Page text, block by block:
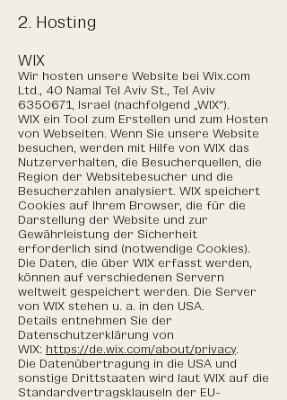
2. Hosting
WIX
Wir hosten unsere Website bei Wix.com
Ltd., 40 Namal Tel Aviv St., Tel Aviv
6350671 , Israel (nachfolgend „WIX“).
WIX ein Tool zum Erstellen und zum Hosten
von Webseiten. Wenn Sie unsere Website
besuchen, werden mit Hilfe von WIX das
Nutzerverhalten, die Besucherquellen, die
Region der Websitebesucher und die
Besucherzahlen analysiert. WIX speichert
Cookies auf Ihrem Browser, die für die
Darstellung der Website und zur
Gewährleistung der Sicherheit
erforderlich sind (notwendige Cookies).
Die Daten, die über WIX erfasst werden,
können auf verschiedenen Servern
weltweit gespeichert werden. Die Server
von WIX stehen u. a. in den USA.
Details entnehmen Sie der
Datenschutzerklärung von
WIX: https://de.wix.com/about/privacy.
Die Datenübertragung in die USA und
sonstige Drittstaaten wird laut WIX auf die
Standardvertragsklauseln der EU-